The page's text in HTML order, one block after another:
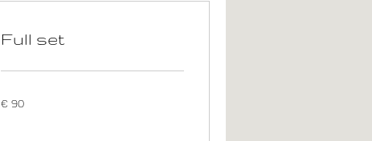
Full set
euro
€ 90